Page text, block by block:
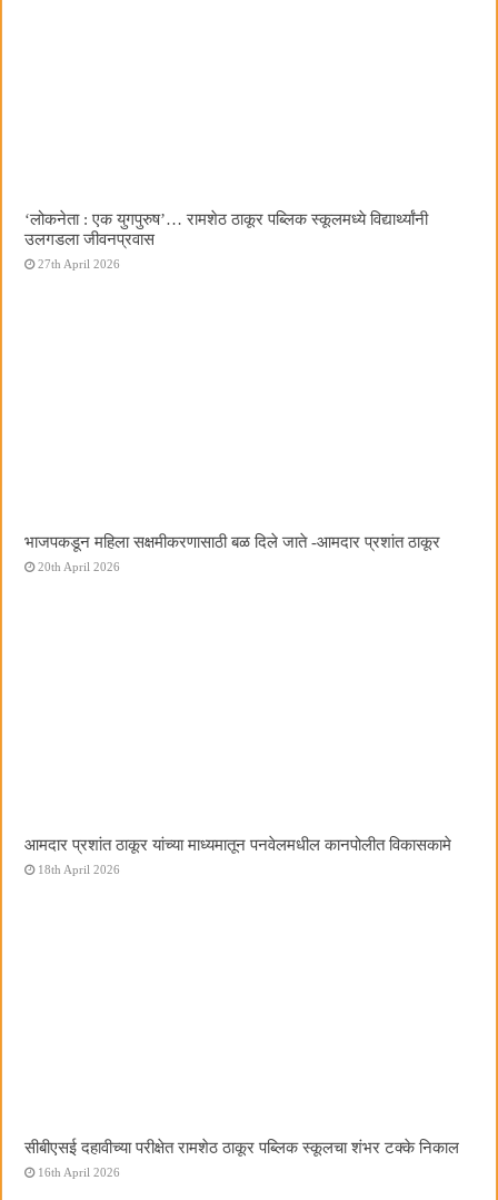
‌‘लोकनेता : एक युगपुरुष‌’… रामशेठ ठाकूर पब्लिक स्कूलमध्ये विद्यार्थ्यांनी
उलगडला जीवनप्रवास
27th April 2026
भाजपकडून महिला सक्षमीकरणासाठी बळ दिले जाते -आमदार प्रशांत ठाकूर
20th April 2026
आमदार प्रशांत ठाकूर यांच्या माध्यमातून पनवेलमधील कानपोलीत विकासकामे
18th April 2026
सीबीएसई दहावीच्या परीक्षेत रामशेठ ठाकूर पब्लिक स्कूलचा शंभर टक्के निकाल
16th April 2026